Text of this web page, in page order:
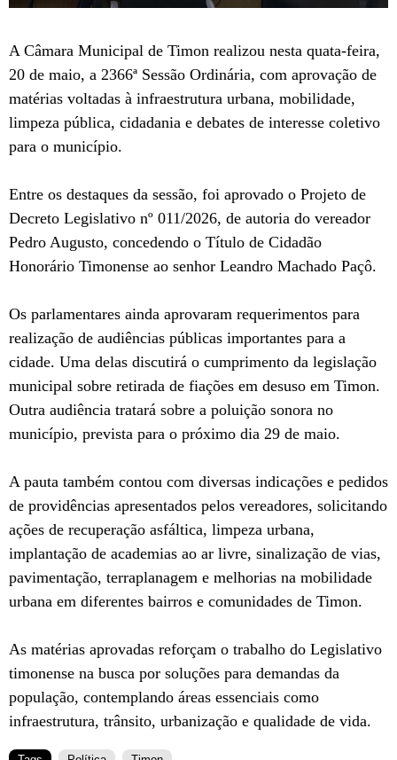
A Câmara Municipal de Timon realizou nesta quata-feira,
20 de maio, a 2366ª Sessão Ordinária, com aprovação de
matérias voltadas à infraestrutura urbana, mobilidade,
limpeza pública, cidadania e debates de interesse coletivo
para o município.
Entre os destaques da sessão, foi aprovado o Projeto de
Decreto Legislativo nº 011/2026, de autoria do vereador
Pedro Augusto, concedendo o Título de Cidadão
Honorário Timonense ao senhor Leandro Machado Paçô.
Os parlamentares ainda aprovaram requerimentos para
realização de audiências públicas importantes para a
cidade. Uma delas discutirá o cumprimento da legislação
municipal sobre retirada de fiações em desuso em Timon.
Outra audiência tratará sobre a poluição sonora no
município, prevista para o próximo dia 29 de maio.
A pauta também contou com diversas indicações e pedidos
de providências apresentados pelos vereadores, solicitando
ações de recuperação asfáltica, limpeza urbana,
implantação de academias ao ar livre, sinalização de vias,
pavimentação, terraplanagem e melhorias na mobilidade
urbana em diferentes bairros e comunidades de Timon.
As matérias aprovadas reforçam o trabalho do Legislativo
timonense na busca por soluções para demandas da
população, contemplando áreas essenciais como
infraestrutura, trânsito, urbanização e qualidade de vida.